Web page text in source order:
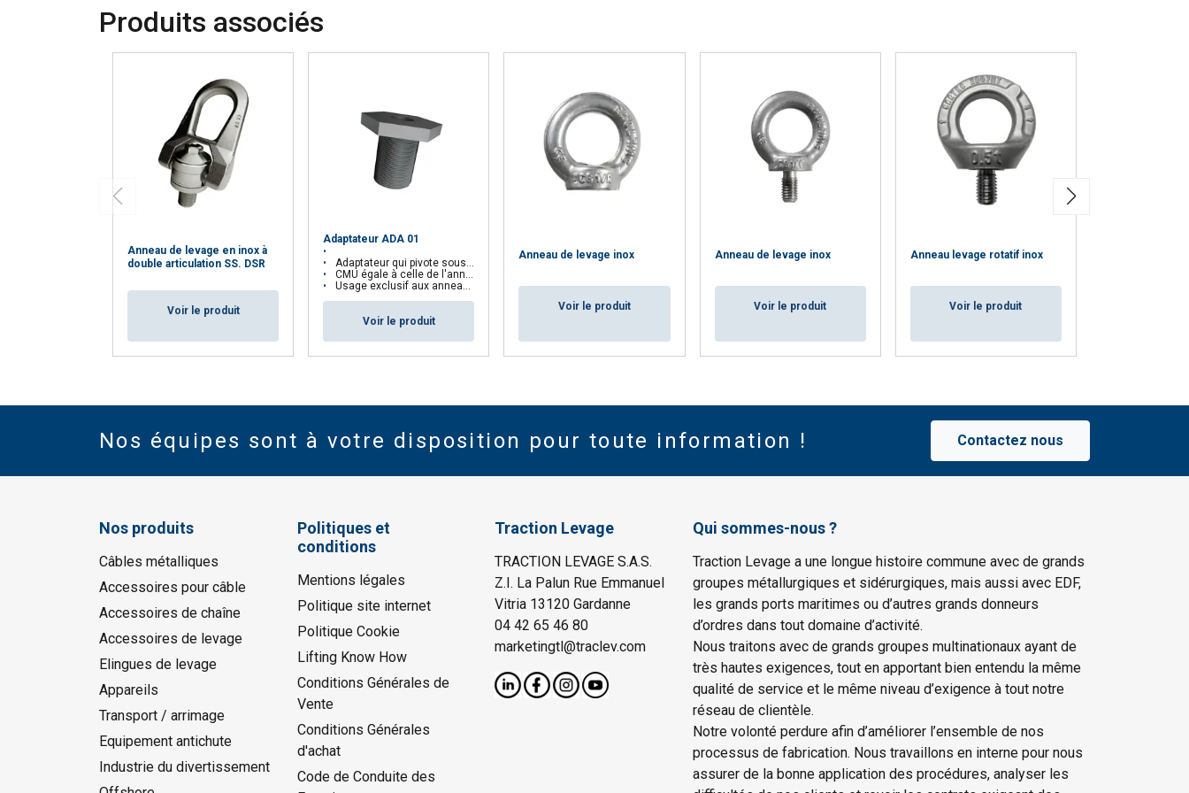
Produits associés
Anneau de levage en inox à
double articulation SS. DSR
Voir le produit
Adaptateur ADA 01
Adaptateur qui pivote sous charge
CMU égale à celle de l'anneau fixé
Usage exclusif aux anneaux articulés CODIPRO
Voir le produit
Anneau de levage inox
Voir le produit
Anneau de levage inox
Voir le produit
Anneau levage rotatif inox
Voir le produit
Nos équipes sont à votre disposition pour toute information ! Contactez nous
Nos produits
Câbles métalliques
Accessoires pour câble
Accessoires de chaîne
Accessoires de levage
Elingues de levage
Appareils
Transport / arrimage
Equipement antichute
Industrie du divertissement
Politiques et
conditions
Mentions légales
Politique site internet
Politique Cookie
Lifting Know How
Conditions Générales de
Vente
Conditions Générales
d'achat
Code de Conduite des
Traction Levage
TRACTION LEVAGE S.A.S.
Z.I. La Palun Rue Emmanuel
Vitria 13120 Gardanne
04 42 65 46 80
marketingtl@traclev.com
Qui sommes-nous ?
Traction Levage a une longue histoire commune avec de grands
groupes métallurgiques et sidérurgiques, mais aussi avec EDF,
les grands ports maritimes ou d’autres grands donneurs
d’ordres dans tout domaine d’activité.
Nous traitons avec de grands groupes multinationaux ayant de
très hautes exigences, tout en apportant bien entendu la même
qualité de service et le même niveau d’exigence à tout notre
réseau de clientèle.
Notre volonté perdure afin d’améliorer l’ensemble de nos
processus de fabrication. Nous travaillons en interne pour nous
assurer de la bonne application des procédures, analyser les
AFFICHER LES DÉTAILS